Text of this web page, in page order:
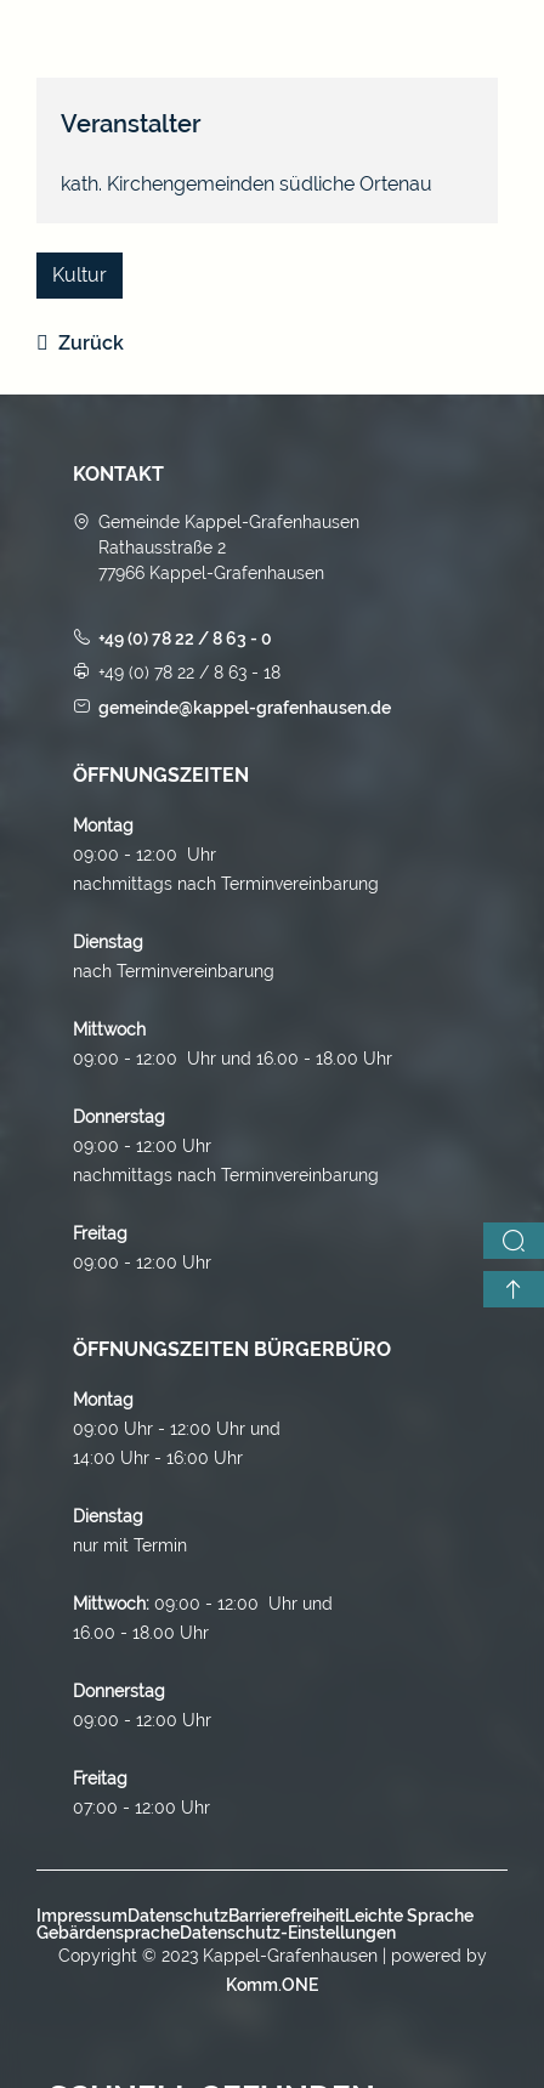
Veranstalter
kath. Kirchengemeinden südliche Ortenau
Kultur
Zurück
KONTAKT
Gemeinde Kappel-Grafenhausen
Rathausstraße 2
77966 Kappel-Grafenhausen
+49 (0) 78 22 / 8 63 - 0
+49 (0) 78 22 / 8 63 - 18
gemeinde@kappel-grafenhausen.de
ÖFFNUNGSZEITEN
Montag
09:00 - 12:00 Uhr
nachmittags nach Terminvereinbarung
Dienstag
nach Terminvereinbarung
Mittwoch
09:00 - 12:00 Uhr und 16.00 - 18.00 Uhr
Donnerstag
09:00 - 12:00 Uhr
nachmittags nach Terminvereinbarung
Freitag
09:00 - 12:00 Uhr
ÖFFNUNGSZEITEN BÜRGERBÜRO
Montag
09:00 Uhr - 12:00 Uhr und
14:00 Uhr - 16:00 Uhr
Dienstag
nur mit Termin
Mittwoch: 09:00 - 12:00 Uhr und
16.00 - 18.00 Uhr
Donnerstag
09:00 - 12:00 Uhr
Freitag
07:00 - 12:00 Uhr
ImpressumDatenschutzBarrierefreiheitLeichte Sprache
GebärdenspracheDatenschutz-Einstellungen
Copyright © 2023 Kappel-Grafenhausen | powered by
Komm.ONE